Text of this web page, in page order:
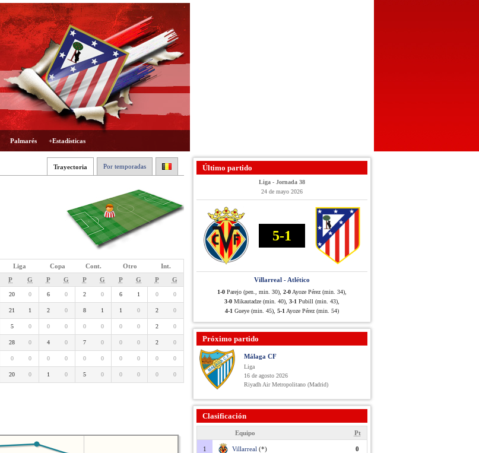
Palmarés +Estadísticas
Por temporadas
Trayectoria
Liga Copa Cont. Otro
Int.
P G P G P G P G P G
20 0 6 0 2 0 6 1 0 0
21 1 2 0 8 1 1 0 2 0
5 0 0 0 0 0 0 0 2 0
28 0 4 0 7 0 0 0 2 0
0 0 0 0 0 0 0 0 0 0
20 0 1 0 5 0 0 0 0 0
Último partido
Liga - Jornada 38
24 de mayo 2026
5-1
Villarreal - Atlético
1-0 Parejo (pen., min. 30), 2-0 Ayoze Pérez (min. 34),
3-0 Mikautadze (min. 40), 3-1 Pubill (min. 43),
4-1 Gueye (min. 45), 5-1 Ayoze Pérez (min. 54)
Próximo partido
Málaga CF
Liga
16 de agosto 2026
Riyadh Air Metropolitano (Madrid)
Clasificación
Equipo Pt
1 Villarreal (*) 0